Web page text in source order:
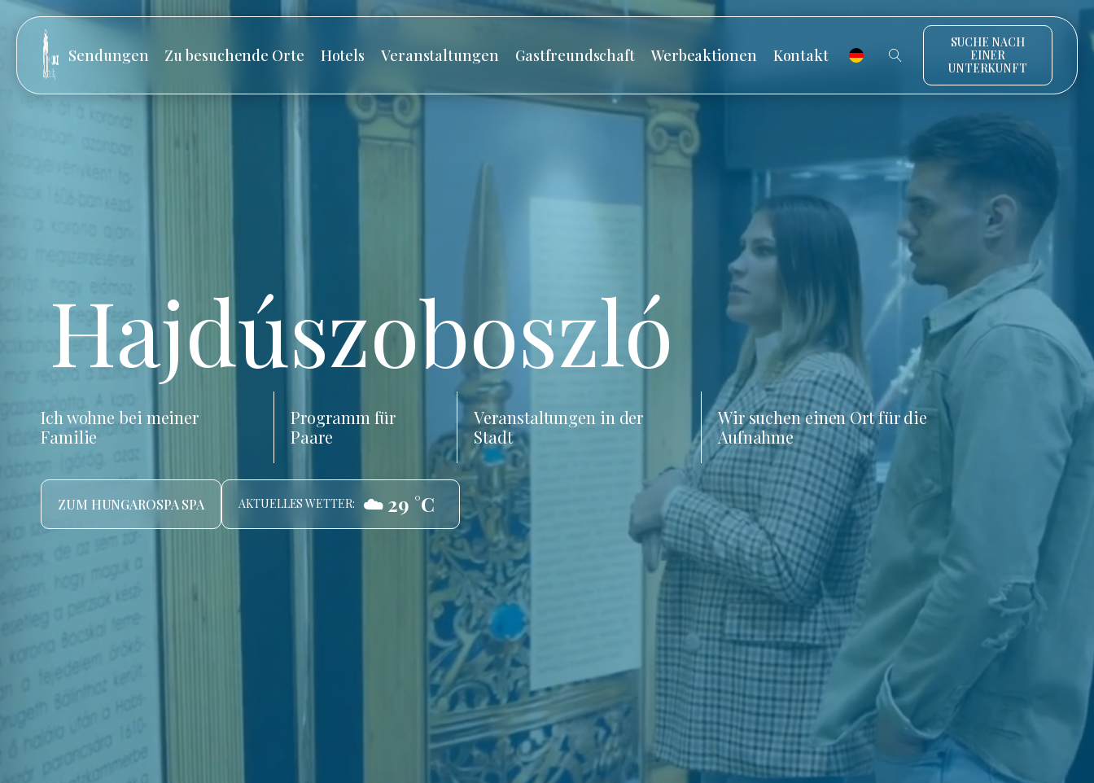
Sendungen Zu besuchende Orte Hotels Veranstaltungen Gastfreundschaft Werbeaktionen Kontakt
SUCHE NACH
EINER
UNTERKUNFT
Hajdúszoboszló
Ich wohne bei meiner
Familie
Programm für
Paare
Veranstaltungen in der
Stadt
Wir suchen einen Ort für die
Aufnahme
ZUM HUNGAROSPA SPA AKTUELLES WETTER: ☁️ 29 °C